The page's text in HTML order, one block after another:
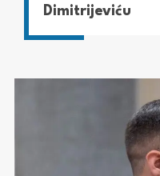
Dimitrijeviću